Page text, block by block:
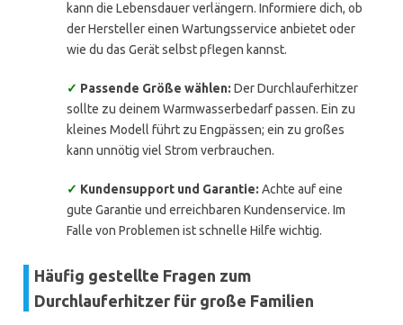
kann die Lebensdauer verlängern. Informiere dich, ob
der Hersteller einen Wartungsservice anbietet oder
wie du das Gerät selbst pflegen kannst.
✓ Passende Größe wählen: Der Durchlauferhitzer
sollte zu deinem Warmwasserbedarf passen. Ein zu
kleines Modell führt zu Engpässen; ein zu großes
kann unnötig viel Strom verbrauchen.
✓ Kundensupport und Garantie: Achte auf eine
gute Garantie und erreichbaren Kundenservice. Im
Falle von Problemen ist schnelle Hilfe wichtig.
Häufig gestellte Fragen zum
Durchlauferhitzer für große Familien